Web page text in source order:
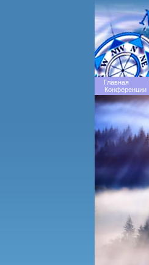
Главная
Конференции